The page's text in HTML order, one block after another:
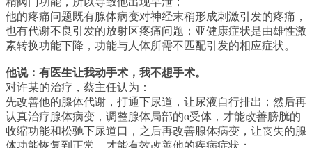
他的疼痛问题既有腺体病变对神经末稍形成刺激引发的疼痛，
也有代谢不良引发的放射区疼痛问题；亚健康症状是由雄性激
素转换功能下降，功能与人体所需不匹配引发的相应症状。
他说：有医生让我动手术，我不想手术。
对许某的治疗，蔡主任认为：
先改善他的腺体代谢，打通下尿道，让尿液自行排出；然后再
认真治疗腺体病变，调整腺体局部的α受体，才能改善膀胱的
收缩功能和松驰下尿道口，之后再改善腺体病变，让丧失的腺
体功能恢复到正常，才能有效改善他的疾病症状；